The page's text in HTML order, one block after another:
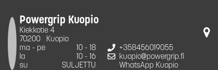
Powergrip Kuopio
Kiekkotie 4
70200
Kuopio
ma - pe
10 - 18
la
10 - 16
su
SULJETTU
+358456019055
kuopio@powergrip.fi
WhatsApp Kuopio